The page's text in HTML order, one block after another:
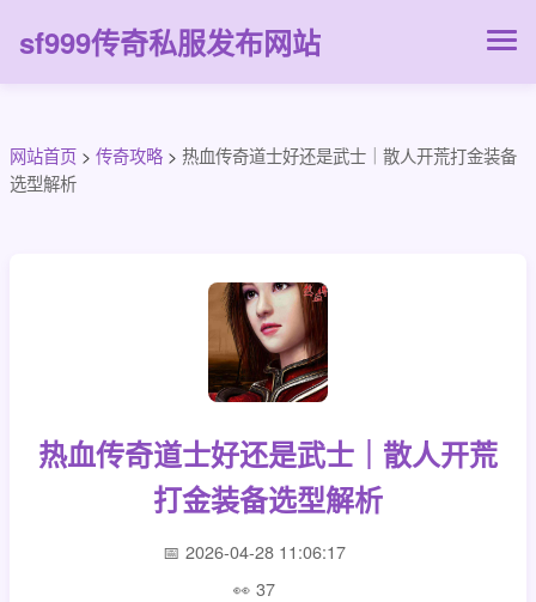
sf999传奇私服发布网站
网站首页 > 传奇攻略 > 热血传奇道士好还是武士｜散人开荒打金装备
选型解析
热血传奇道士好还是武士｜散人开荒
打金装备选型解析
2026-04-28 11:06:17
37